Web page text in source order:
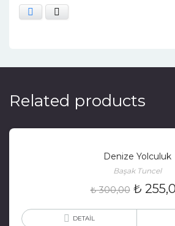
Related products
Denize Yolculuk
Başak Tuncel
₺300,00 ₺
DETAIL